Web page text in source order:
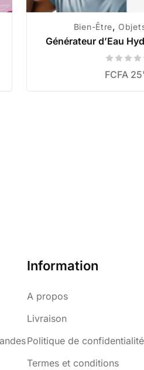
Bien-Être,
Générateur d’Eau
FCFA
Information
A propos
Livraison
Politique de confidentialité
Termes et conditions